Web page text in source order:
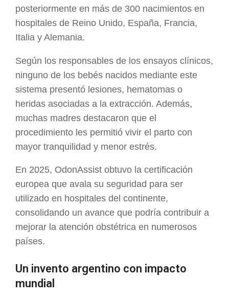
posteriormente en más de 300 nacimientos en
hospitales de Reino Unido, España, Francia,
Italia y Alemania.
Según los responsables de los ensayos clínicos,
ninguno de los bebés nacidos mediante este
sistema presentó lesiones, hematomas o
heridas asociadas a la extracción. Además,
muchas madres destacaron que el
procedimiento les permitió vivir el parto con
mayor tranquilidad y menor estrés.
En 2025, OdonAssist obtuvo la certificación
europea que avala su seguridad para ser
utilizado en hospitales del continente,
consolidando un avance que podría contribuir a
mejorar la atención obstétrica en numerosos
países.
Un invento argentino con impacto
mundial